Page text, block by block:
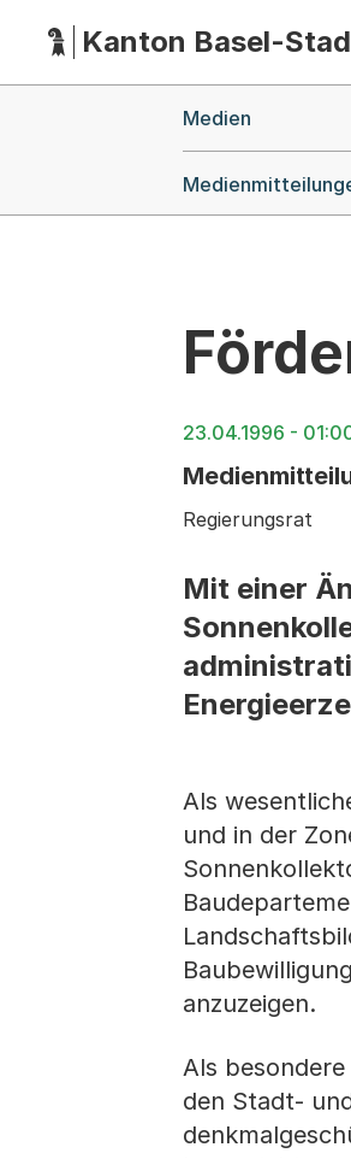
HauptnavigationKanton Basel-
Medien
23.04.1996 -
Regierungsrat
Mit einer
Als
und in der
anzuzeigen.
Als
den Stadt-